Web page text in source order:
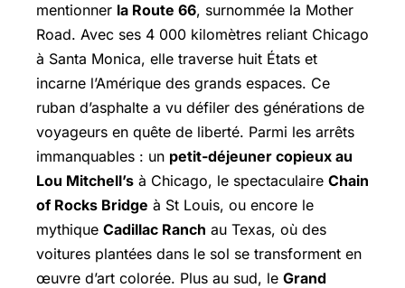
mentionner la Route 66, surnommée la Mother
Road. Avec ses 4 000 kilomètres reliant Chicago
à Santa Monica, elle traverse huit États et
incarne l’Amérique des grands espaces. Ce
ruban d’asphalte a vu défiler des générations de
voyageurs en quête de liberté. Parmi les arrêts
immanquables : un petit-déjeuner copieux au
Lou Mitchell’s à Chicago, le spectaculaire Chain
of Rocks Bridge à St Louis, ou encore le
mythique Cadillac Ranch au Texas, où des
voitures plantées dans le sol se transforment en
œuvre d’art colorée. Plus au sud, le Grand